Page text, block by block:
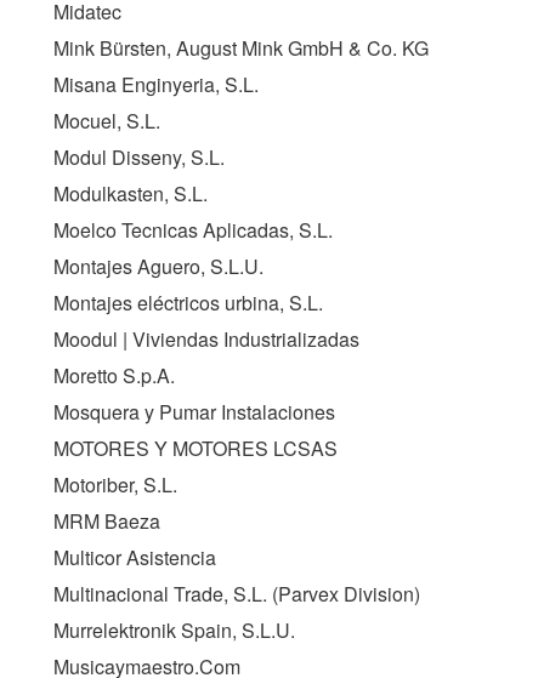
Midatec
Mink Bürsten, August Mink GmbH & Co. KG
Misana Enginyeria, S.L.
Mocuel, S.L.
Modul Disseny, S.L.
Modulkasten, S.L.
Moelco Tecnicas Aplicadas, S.L.
Montajes Aguero, S.L.U.
Montajes eléctricos urbina, S.L.
Moodul | Viviendas Industrializadas
Moretto S.p.A.
Mosquera y Pumar Instalaciones
MOTORES Y MOTORES LCSAS
Motoriber, S.L.
MRM Baeza
Multicor Asistencia
Multinacional Trade, S.L. (Parvex Division)
Murrelektronik Spain, S.L.U.
Musicaymaestro.Com